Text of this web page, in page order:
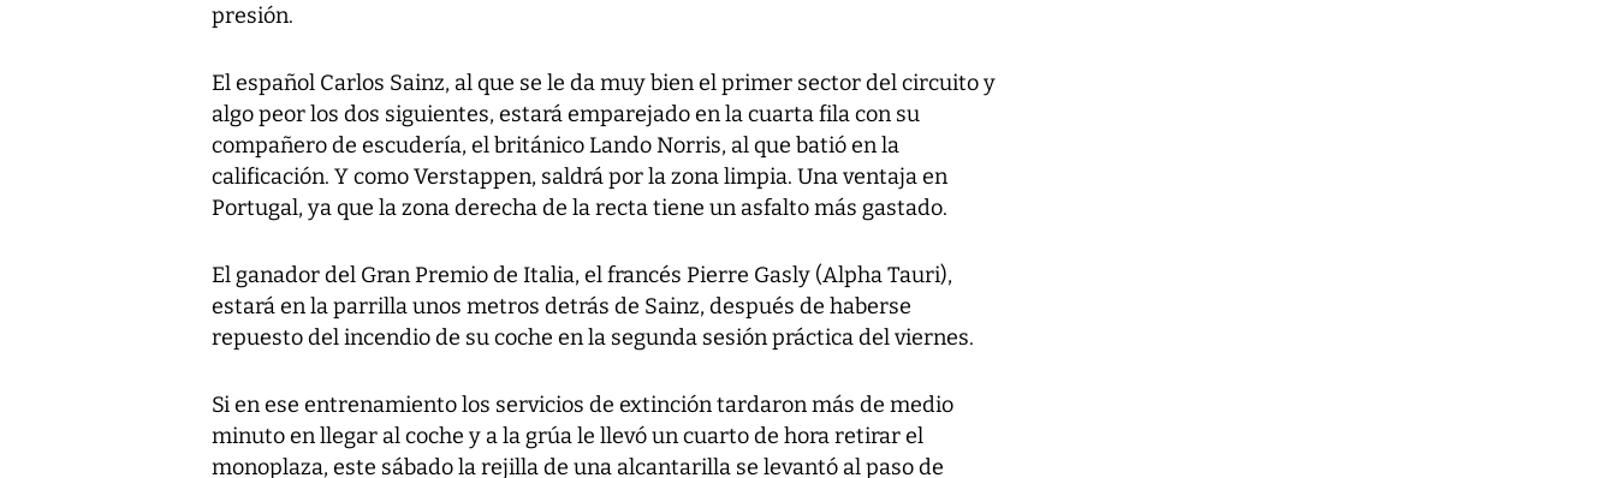
presión.
El español Carlos Sainz, al que se le da muy bien el primer sector del circuito y
algo peor los dos siguientes, estará emparejado en la cuarta fila con su
compañero de escudería, el británico Lando Norris, al que batió en la
calificación. Y como Verstappen, saldrá por la zona limpia. Una ventaja en
Portugal, ya que la zona derecha de la recta tiene un asfalto más gastado.
El ganador del Gran Premio de Italia, el francés Pierre Gasly (Alpha Tauri),
estará en la parrilla unos metros detrás de Sainz, después de haberse
repuesto del incendio de su coche en la segunda sesión práctica del viernes.
Si en ese entrenamiento los servicios de extinción tardaron más de medio
minuto en llegar al coche y a la grúa le llevó un cuarto de hora retirar el
monoplaza, este sábado la rejilla de una alcantarilla se levantó al paso de